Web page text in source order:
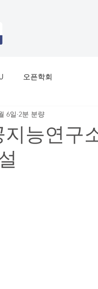
오픈학회
지능연구
6일 2분 분량